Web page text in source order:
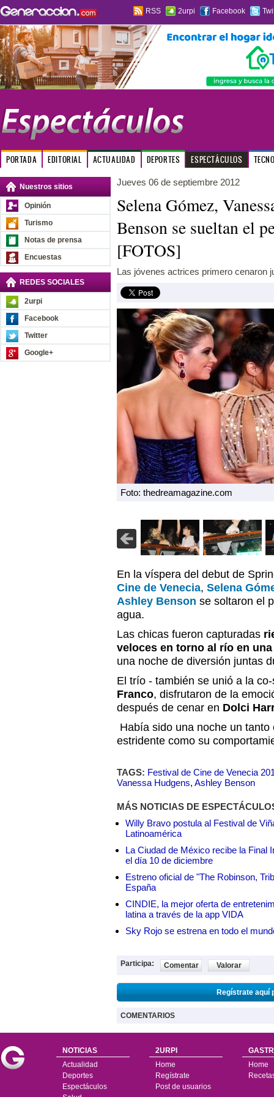
RSS 2urpi Facebook
PORTADA EDITORIAL ACTUALIDAD DEPORTES ESPECTÁCULOS
Nuestros sitios
Opinión
Turismo
Notas de prensa
Encuestas
REDES SOCIALES
2urpi
Facebook
Twitter
Google+
Jueves 06 de septiembre 2012
Selena Gómez,
Benson se sueltan el
[FOTOS]
Las jóvenes actrices primero cenaron
Foto: thedreamagazine.com
En la víspera del debut de
Cine de Venecia, Selena
Ashley Benson se soltaron el
agua.
Las chicas fueron capturadas
veloces en torno al río en
una noche de diversión juntas
El trío - también se unió a la
Franco, disfrutaron de la
después de cenar en Dolci
Había sido una noche un
estridente como su
TAGS: Festival de Cine de Venecia
Vanessa Hudgens, Ashley Benson
MÁS NOTICIAS DE
Willy Bravo postula al Festival de
Latinoamérica
La Ciudad de México recibe la Final
el día 10 de diciembre
Estreno oficial de "The Robinson,
España
CINDIE, la mejor oferta de
latina a través de la app VIDA
Sky Rojo se estrena en todo el
Participa: Comentar Valorar
Regístrate aquí
COMENTARIOS
NOTICIAS
Actualidad
Deportes
Espectáculos
2URPI
Home
Regístrate
Post de usuarios
Home